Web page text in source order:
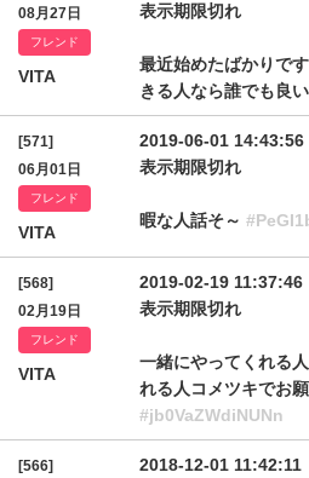
08月27日
フレンド
VITA
表示期限切れ
最近始めたばかりで
きる人なら誰でも良
[571]
06月01日
フレンド
VITA
2019-06-01 14:43:56
表示期限切れ
暇な人話そ～
[568]
02月19日
フレンド
VITA
2019-02-19 11:37:46
表示期限切れ
一緒にやってくれる
れる人コメツキでお願
#jb0VaZWdiNUNn
[566]
2018-12-01 11:42:11